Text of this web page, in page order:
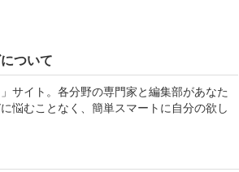
ついて
サイト。各分野の専門家と編集部があなた
悩むことなく、簡単スマートに自分の欲し